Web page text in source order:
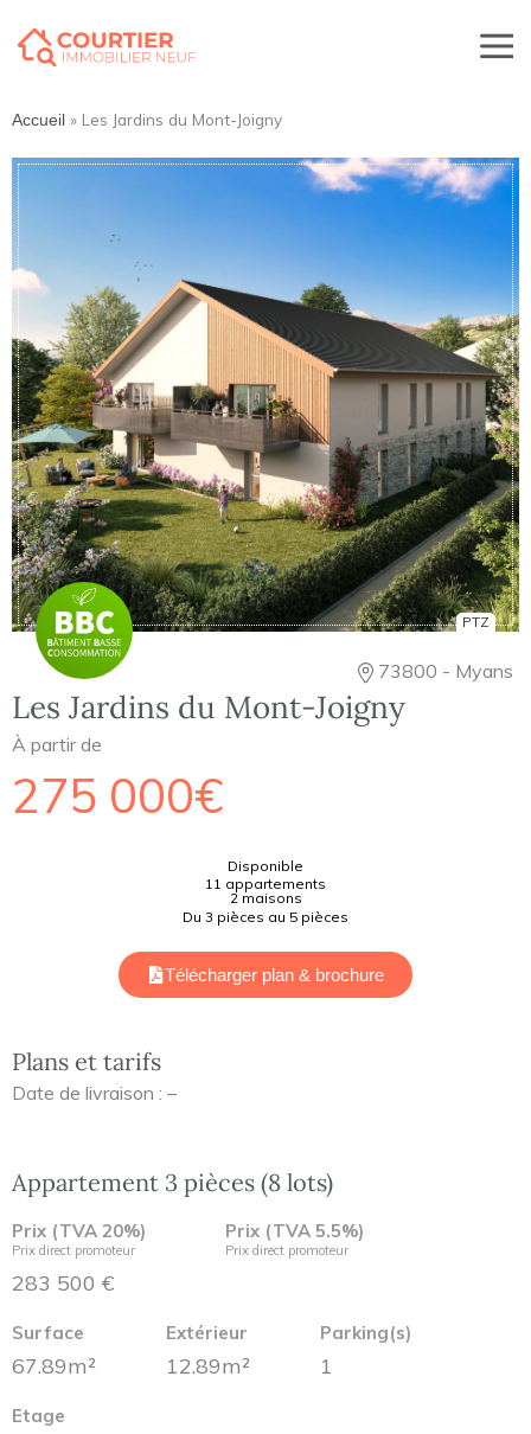
Accueil » Les Jardins du Mont-Joigny
PTZ
73800 - Myans
Les Jardins du Mont-Joigny
À partir de
275 000€
Disponible
11 appartements
2 maisons
Du 3 pièces au 5 pièces
Télécharger plan & brochure
Plans et tarifs
Date de livraison : –
Appartement 3 pièces (8 lots)
Prix (TVA 20%)
Prix direct promoteur
283 500 €
Prix (TVA 5.5%)
Prix direct promoteur
Surface
67.89m²
Extérieur
12.89m²
Parking(s)
1
Etage